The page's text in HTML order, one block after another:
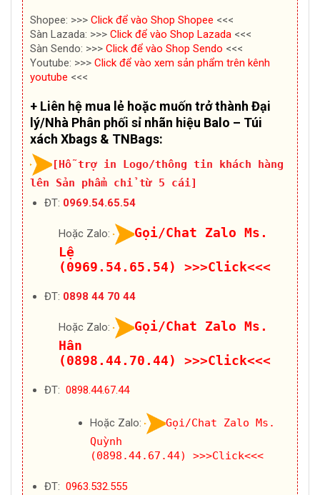
Shopee: >>> Click để vào Shop Shopee <<<
Sàn Lazada: >>> Click để vào Shop Lazada <<<
Sàn Sendo: >>> Click để vào Shop Sendo <<<
Youtube: >>> Click để vào xem sản phẩm trên kênh
youtube <<<
+ Liên hệ mua lẻ hoặc muốn trở thành Đại
lý/Nhà Phân phối sỉ nhãn hiệu Balo – Túi
xách Xbags & TNBags:
[Hỗ trợ in Logo/thông tin khách hàng
lên Sản phẩm chỉ từ 5 cái]
ĐT: 0969.54.65.54
Hoặc Zalo:
Gọi/Chat Zalo Ms.
Lệ
(0969.54.65.54)
>>>Click<<<
ĐT: 0898 44 70 44
Hoặc Zalo:
Gọi/Chat Zalo Ms.
Hân
(0898.44.70.44)
>>>Click<<<
ĐT: 0898.44.67.44
Hoặc Zalo:
Gọi/Chat Zalo Ms.
Quỳnh
(0898.44.67.44)
>>>Click<<<
ĐT: 0963.532.555